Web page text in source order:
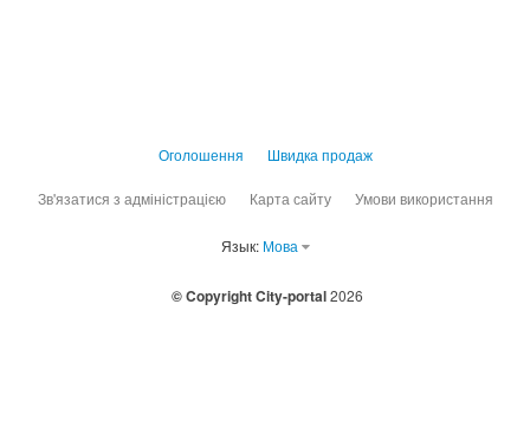
Оголошення Швидка продаж
Зв'язатися з адміністрацією Карта сайту Умови використання
Язык: Мова
© Copyright City-portal2026